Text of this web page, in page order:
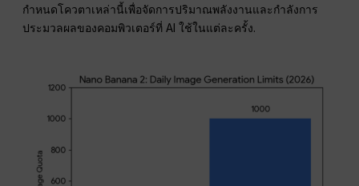
กำหนดโควตาเหล่านี้เพื่อจัดการปริมาณพลังงานและกำลังการ
ประมวลผลของคอมพิวเตอร์ที่ AI ใช้ในแต่ละครั้ง.